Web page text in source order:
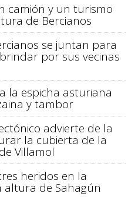
camión y un turismo
de Bercianos
se juntan para
por sus vecinas
la espicha asturiana
y tambor
advierte de la
la cubierta de la
Villamol
heridos en la
altura de Sahagún